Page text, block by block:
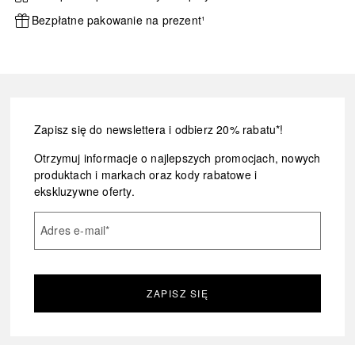
Bezpłatne pakowanie na prezent¹
Zapisz się do newslettera i odbierz 20% rabatu*!
Otrzymuj informacje o najlepszych promocjach, nowych
produktach i markach oraz kody rabatowe i
ekskluzywne oferty.
Adres e-mail*
ZAPISZ SIĘ